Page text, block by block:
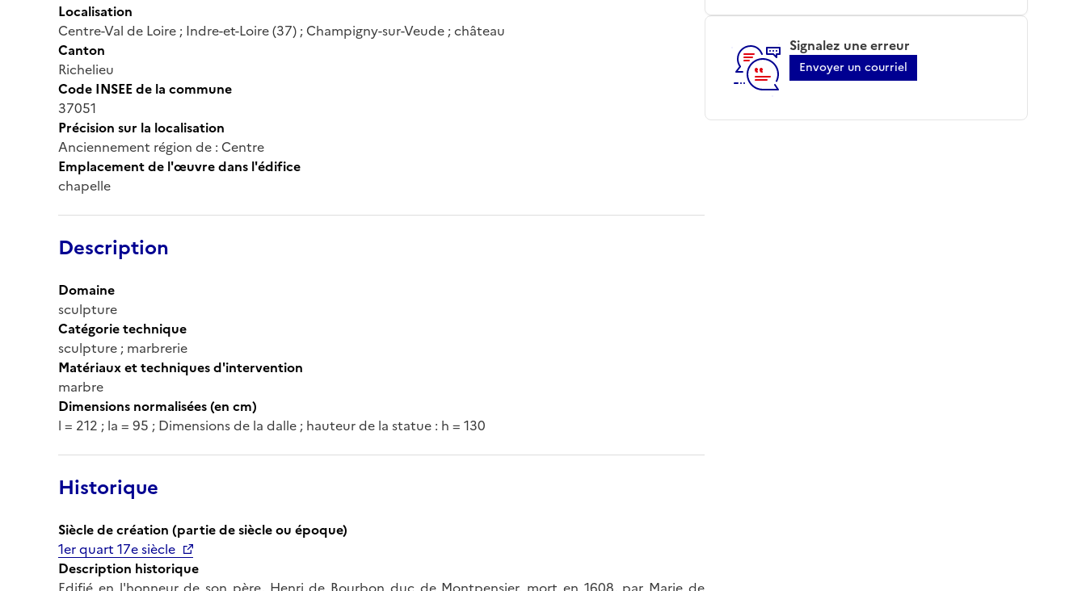
Localisation
Centre-Val de Loire ; Indre-et-Loire (37) ; Champigny-sur-Veude ; château
Canton
Richelieu
Code INSEE de la commune
37051
Précision sur la localisation
Anciennement région de : Centre
Emplacement de l'œuvre dans l'édifice
chapelle
Description
Domaine
sculpture
Catégorie technique
sculpture ; marbrerie
Matériaux et techniques d'intervention
marbre
Dimensions normalisées (en cm)
l = 212 ; la = 95 ; Dimensions de la dalle ; hauteur de la statue : h = 130
Historique
Siècle de création (partie de siècle ou époque)
1er quart 17e siècle
Description historique
Signalez une erreur
Envoyer un courriel